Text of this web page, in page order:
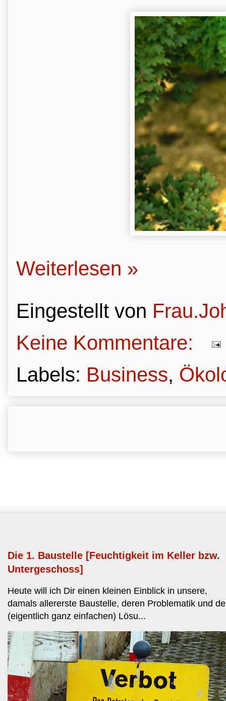
Weiterlesen »
Eingestellt von
Keine Kommentare:
Labels: Business,
Die 1. Baustelle [Feuchtigkeit im Keller bzw.
Untergeschoss]
Heute will ich Dir einen kleinen Einblick in unsere,
damals allererste Baustelle, deren Problematik und
(eigentlich ganz einfachen) Lösu...